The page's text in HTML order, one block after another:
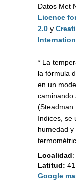
Datos Met
Licence
2.0 y
* La
la fórmula
en un
caminando
(Steadman
índices, se
humedad
Localidad:
Latitud:
Google